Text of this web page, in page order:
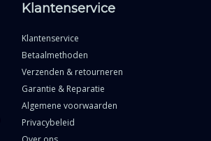
Klantenservice
Klantenservice
Betaalmethoden
Verzenden & retourneren
Garantie & Reparatie
Algemene voorwaarden
Privacybeleid